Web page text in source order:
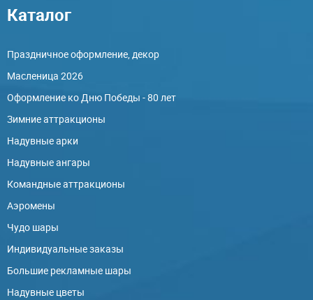
Каталог
Праздничное оформление, декор
Масленица 2026
Оформление ко Дню Победы - 80 лет
Зимние аттракционы
Надувные арки
Надувные ангары
Командные аттракционы
Аэромены
Чудо шары
Индивидуальные заказы
Большие рекламные шары
Надувные цветы